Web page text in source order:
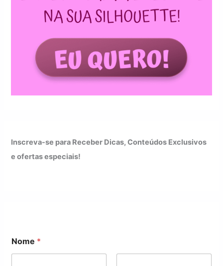
Inscreva-se para Receber Dicas, Conteúdos Exclusivos
e ofertas especiais!
o
m
Nome *